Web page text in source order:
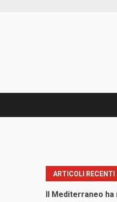
ARTICOLI RECENTI
Il Mediterraneo ha